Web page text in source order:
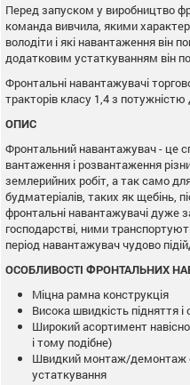
Перед запуском у виробництво
команда вивчила, якими
володіти і які навантаження він
додатковим устаткуванням він
Фронтальні навантажувачі
тракторів класу 1,4 з потужністю
ОПИС
Фронтальний навантажувач - це
вантаження і розвантаження
землерийних робіт, а так само
будматеріалів, таких як щебінь,
фронтальні навантажувачі дуже
господарстві, ними
період навантажувач чудово
ОСОБЛИВОСТІ ФРОНТАЛЬНИХ
Міцна рамна конструкція
Висока швидкість підняття і
Широкий асортимент
і тому подібне)
Швидкий монтаж/демонтаж
устаткування